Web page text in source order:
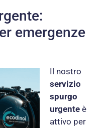
emergenze
Il nostro
servizio
spurgo
urgente è
attivo per